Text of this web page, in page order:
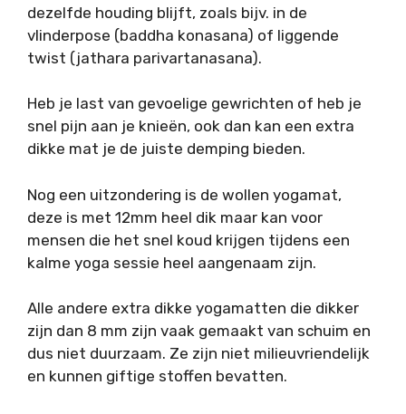
dezelfde houding blijft, zoals bijv. in de
vlinderpose (baddha konasana) of liggende
twist (jathara parivartanasana).
Heb je last van gevoelige gewrichten of heb je
snel pijn aan je knieën, ook dan kan een extra
dikke mat je de juiste demping bieden.
Nog een uitzondering is de wollen yogamat,
deze is met 12mm heel dik maar kan voor
mensen die het snel koud krijgen tijdens een
kalme yoga sessie heel aangenaam zijn.
Alle andere extra dikke yogamatten die dikker
zijn dan 8 mm zijn vaak gemaakt van schuim en
dus niet duurzaam. Ze zijn niet milieuvriendelijk
en kunnen giftige stoffen bevatten.